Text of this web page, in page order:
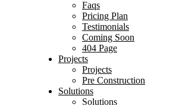
Faqs
Pricing Plan
Testimonials
Coming Soon
404 Page
Projects
Projects
Pre Construction
Solutions
Solutions